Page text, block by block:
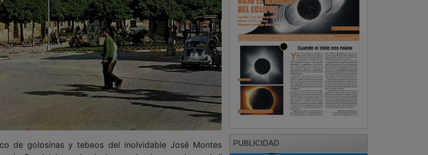
de golosinas y tebeos del inolvidable José Montes
de Guadalajara, siendo homenajeado con el premio,”
puesto para la chiquillería, se encuentra un
Cafetería “Jovi”; este lugar de hostelería acogía en su
PUBLICIDAD